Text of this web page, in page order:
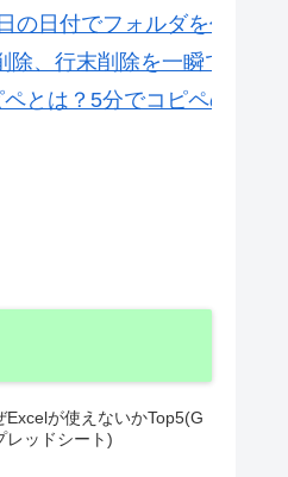
の日付でフォルダを作る方
除、行末削除を一瞬で行う
ペとは？5分でコピペの達
Excelが使えないかTop5(G
レッドシート)